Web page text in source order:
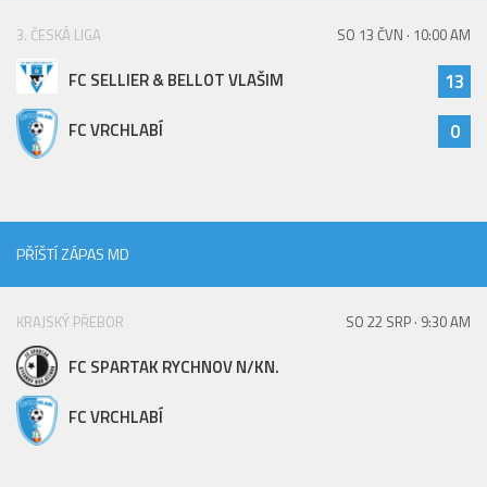
Rozpis zápasů
Realizační tým
Mladší přípravka
Kontakty
Bazárek
3. ČESKÁ LIGA SO 13 ČVN · 10:00 AM
FC SELLIER & BELLOT VLAŠIM 13
FC VRCHLABÍ 0
PŘÍŠTÍ ZÁPAS MD
KRAJSKÝ PŘEBOR SO 22 SRP · 9:30 AM
FC SPARTAK RYCHNOV N/KN.
FC VRCHLABÍ